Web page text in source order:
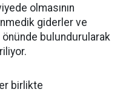
olmasının
giderler ve
bulundurularak
birlikte